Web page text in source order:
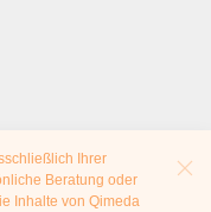
Ihrer
Beratung oder
Inhalte von Qimeda